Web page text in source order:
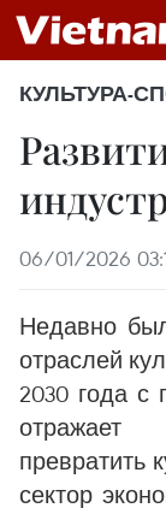
КУЛЬТУРА-
06/01/2026
Недавно
отраслей
2030 года с
отражает
превратить
сектор